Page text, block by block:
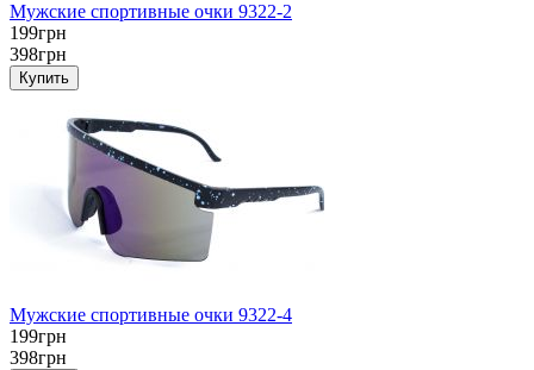
Мужские спортивные очки 9322-2
199грн
398грн
Мужские спортивные очки 9322-4
199грн
398грн